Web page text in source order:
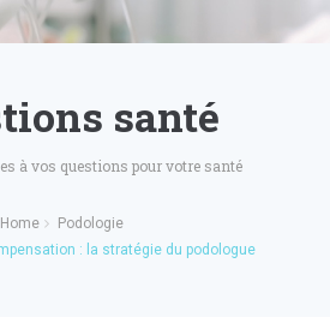
santé
à vos questions pour votre santé
Home
Podologie
: la stratégie du podologue